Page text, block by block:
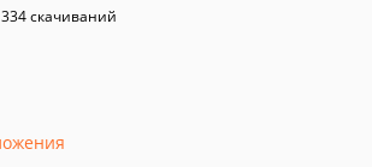
334 скачиваний